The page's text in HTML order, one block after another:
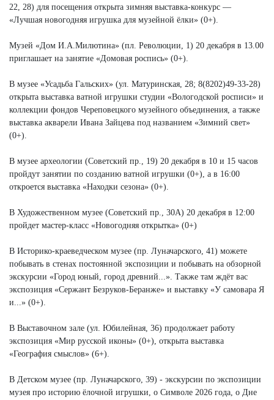
22, 28) для посещения открыта зимняя выставка-конкурс —
«Лучшая новогодняя игрушка для музейной ёлки» (0+).
Музей «Дом И.А.Милютина» (пл. Революции, 1) 20 декабря в 13.00
приглашает на занятие «Домовая роспись» (0+).
В музее «Усадьба Гальских» (ул. Матуринская, 28; 8(8202)49-33-28)
открыта выставка ватной игрушки студии «Вологодской росписи» и
коллекции фондов Череповецкого музейного объединения, а также
выставка акварели Ивана Зайцева под названием «Зимний свет»
(0+).
В музее археологии (Советский пр., 19) 20 декабря в 10 и 15 часов
пройдут занятии по созданию ватной игрушки (0+), а в 16:00
откроется выставка «Находки сезона» (0+).
В Художественном музее (Советский пр., 30А) 20 декабря в 12:00
пройдет мастер-класс «Новогодняя открытка» (0+)
В Историко-краеведческом музее (пр. Луначарского, 41) можете
побывать в стенах постоянной экспозиции и побывать на обзорной
экскурсии «Город юный, город древний...». Также там ждёт вас
экспозиция «Сержант Безруков-Беранже» и выставку «У самовара Я
и...» (0+).
В Выставочном зале (ул. Юбилейная, 36) продолжает работу
экспозиция «Мир русской иконы» (0+), открыта выставка
«География смыслов» (6+).
В Детском музее (пр. Луначарского, 39) - экскурсии по экспозиции
музея про историю ёлочной игрушки, о Символе 2026 года, о Дне